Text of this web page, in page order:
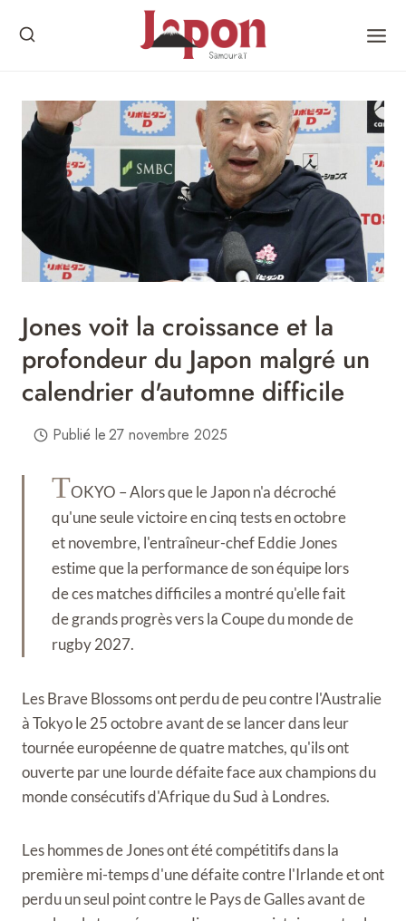
Jones voit la croissance et la
profondeur du Japon malgré un
calendrier d'automne difficile
Publié le27 novembre 2025
TOKYO – Alors que le Japon n'a décroché
qu'une seule victoire en cinq tests en octobre
et novembre, l'entraîneur-chef Eddie Jones
estime que la performance de son équipe lors
de ces matches difficiles a montré qu'elle fait
de grands progrès vers la Coupe du monde de
rugby 2027.
Les Brave Blossoms ont perdu de peu contre l'Australie
à Tokyo le 25 octobre avant de se lancer dans leur
tournée européenne de quatre matches, qu'ils ont
ouverte par une lourde défaite face aux champions du
monde consécutifs d'Afrique du Sud à Londres.
Les hommes de Jones ont été compétitifs dans la
première mi-temps d'une défaite contre l'Irlande et ont
perdu un seul point contre le Pays de Galles avant de